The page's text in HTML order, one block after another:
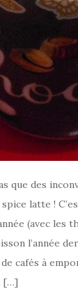
que des
latte !
(avec les
l’année
de cafés à
[…]